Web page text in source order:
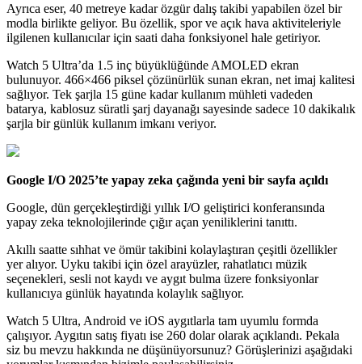
Ayrıca eser, 40 metreye kadar özgür dalış takibi yapabilen özel bir
modla birlikte geliyor. Bu özellik, spor ve açık hava aktiviteleriyle
ilgilenen kullanıcılar için saati daha fonksiyonel hale getiriyor.
Watch 5 Ultra’da 1.5 inç büyüklüğünde AMOLED ekran
bulunuyor. 466×466 piksel çözünürlük sunan ekran, net imaj kalitesi
sağlıyor. Tek şarjla 15 güne kadar kullanım mühleti vadeden
batarya, kablosuz süratli şarj dayanağı sayesinde sadece 10 dakikalık
şarjla bir günlük kullanım imkanı veriyor.
Google I/O 2025’te yapay zeka çağında yeni bir sayfa açıldı
Google, dün gerçekleştirdiği yıllık I/O geliştirici konferansında
yapay zeka teknolojilerinde çığır açan yeniliklerini tanıttı.
Akıllı saatte sıhhat ve ömür takibini kolaylaştıran çeşitli özellikler
yer alıyor. Uyku takibi için özel arayüzler, rahatlatıcı müzik
seçenekleri, sesli not kaydı ve aygıt bulma üzere fonksiyonlar
kullanıcıya günlük hayatında kolaylık sağlıyor.
Watch 5 Ultra, Android ve iOS aygıtlarla tam uyumlu formda
çalışıyor. Aygıtın satış fiyatı ise 260 dolar olarak açıklandı. Pekala
siz bu mevzu hakkında ne düşünüyorsunuz? Görüşlerinizi aşağıdaki